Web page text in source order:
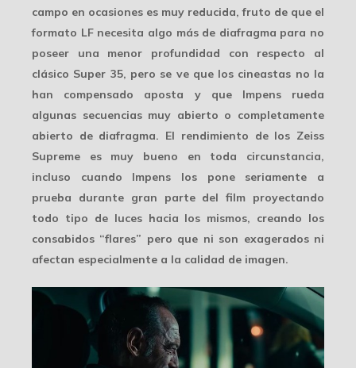
campo en ocasiones es muy reducida, fruto de que el
formato LF necesita algo más de diafragma para no
poseer una menor profundidad con respecto al
clásico Super 35, pero se ve que los cineastas no la
han compensado aposta y que Impens rueda
algunas secuencias muy abierto o completamente
abierto de diafragma. El rendimiento de los Zeiss
Supreme es muy bueno en toda circunstancia,
incluso cuando Impens los pone seriamente a
prueba durante gran parte del film proyectando
todo tipo de luces hacia los mismos, creando los
consabidos “flares” pero que ni son exagerados ni
afectan especialmente a la calidad de imagen.